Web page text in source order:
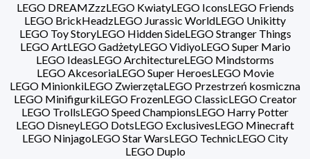
LEGO DREAMZzzLEGO KwiatyLEGO IconsLEGO Friends
LEGO BrickHeadzLEGO Jurassic WorldLEGO Unikitty
LEGO Toy StoryLEGO Hidden SideLEGO Stranger Things
LEGO ArtLEGO GadżetyLEGO VidiyoLEGO Super Mario
LEGO IdeasLEGO ArchitectureLEGO Mindstorms
LEGO AkcesoriaLEGO Super HeroesLEGO Movie
LEGO MinionkiLEGO ZwierzętaLEGO Przestrzeń kosmiczna
LEGO MinifigurkiLEGO FrozenLEGO ClassicLEGO Creator
LEGO TrollsLEGO Speed ChampionsLEGO Harry Potter
LEGO DisneyLEGO DotsLEGO ExclusivesLEGO Minecraft
LEGO NinjagoLEGO Star WarsLEGO TechnicLEGO City
LEGO Duplo